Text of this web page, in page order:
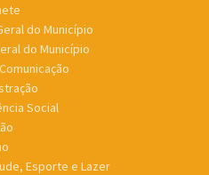
do Município
do Município
Social
Esporte e Lazer